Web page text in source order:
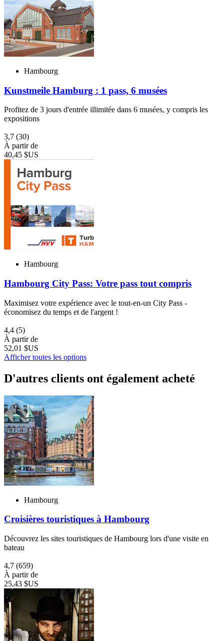
Hambourg
Kunstmeile Hamburg : 1 pass, 6 musées
Profitez de 3 jours d'entrée illimitée dans 6 musées, y compris les
expositions
3,7 (30)
À partir de
40,45 $US
Hambourg
Hambourg City Pass: Votre pass tout compris
Maximisez votre expérience avec le tout-en-un City Pass -
économisez du temps et de l'argent !
4,4 (5)
À partir de
52,01 $US
Afficher toutes les options
D'autres clients ont également acheté
Hambourg
Croisières touristiques à Hambourg
Découvrez les sites touristiques de Hambourg lors d'une visite en
bateau
4,7 (659)
À partir de
25,43 $US